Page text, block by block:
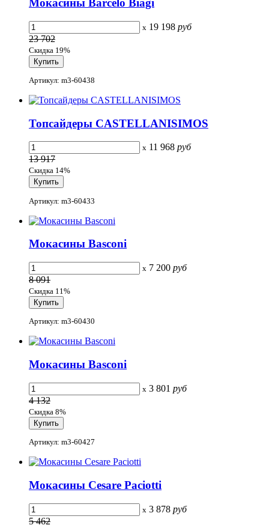
Мокасины Barcelo Biagi
x 19 198 руб
23 702
Скидка 19%
Артикул: m3-60438
Топсайдеры CASTELLANISIMOS
x 11 968 руб
13 917
Скидка 14%
Артикул: m3-60433
Мокасины Basconi
x 7 200 руб
8 091
Скидка 11%
Артикул: m3-60430
Мокасины Basconi
x 3 801 руб
4 132
Скидка 8%
Артикул: m3-60427
Мокасины Cesare Paciotti
x 3 878 руб
5 462